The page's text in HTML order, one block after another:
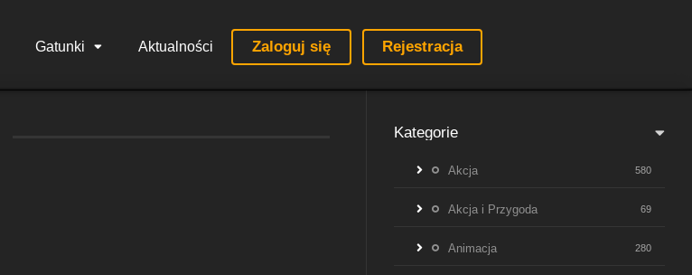
Gatunki Aktualności Zaloguj się Rejestracja
Kategorie
Akcja 580
Akcja i Przygoda 69
Animacja 280